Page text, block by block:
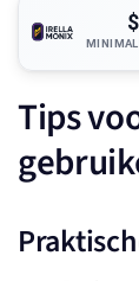
Tips